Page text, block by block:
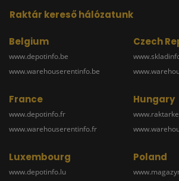
Raktár kereső hálózatunk
Belgium
www.depotinfo.be
www.warehouserentinfo.be
Czech
France
www.depotinfo.fr
www.warehouserentinfo.fr
Hungary
Luxembourg
www.depotinfo.lu
Poland